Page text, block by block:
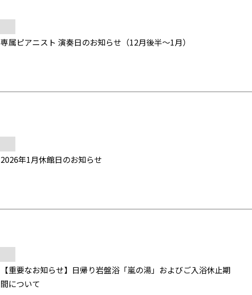
専属ピアニスト 演奏日のお知らせ（12月後半～1月）
2026年1月休館日のお知らせ
【重要なお知らせ】日帰り岩盤浴「嵐の湯」およびご入浴休止期
間について